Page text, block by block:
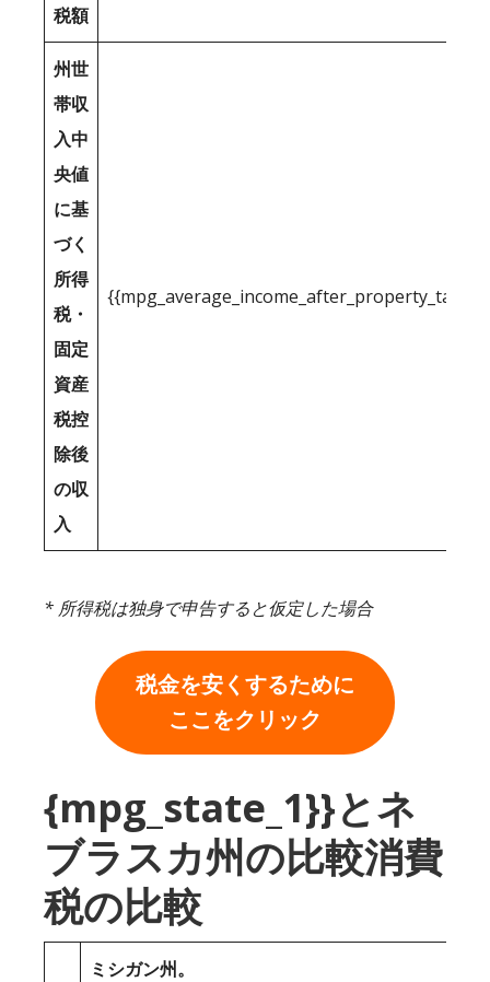
税額
州世
帯収
入中
央値
に基
づく
所得
税・
固定
資産
税控
除後
の収
入
* 所得税は独身で申告すると仮定した場合
税金を安くするために
ここをクリック
{mpg_state_1}}とネ
ブラスカ州の比較消費
税の比較
ミシガン州。